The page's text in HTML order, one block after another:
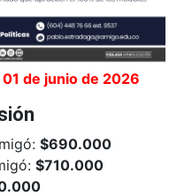
de junio de 2026
$690.000
$710.000